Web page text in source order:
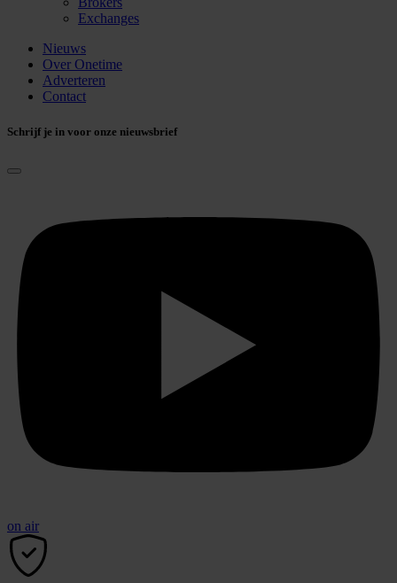
Exchanges
Nieuws
Over Onetime
Adverteren
Contact
Schrijf je in voor onze nieuwsbrief
on air